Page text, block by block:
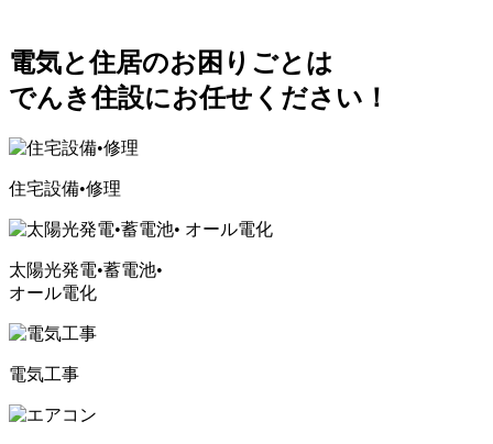
電気と住居のお困りごとは
でんき住設にお任せください！
住宅設備•修理
太陽光発電•蓄電池•
オール電化
電気工事